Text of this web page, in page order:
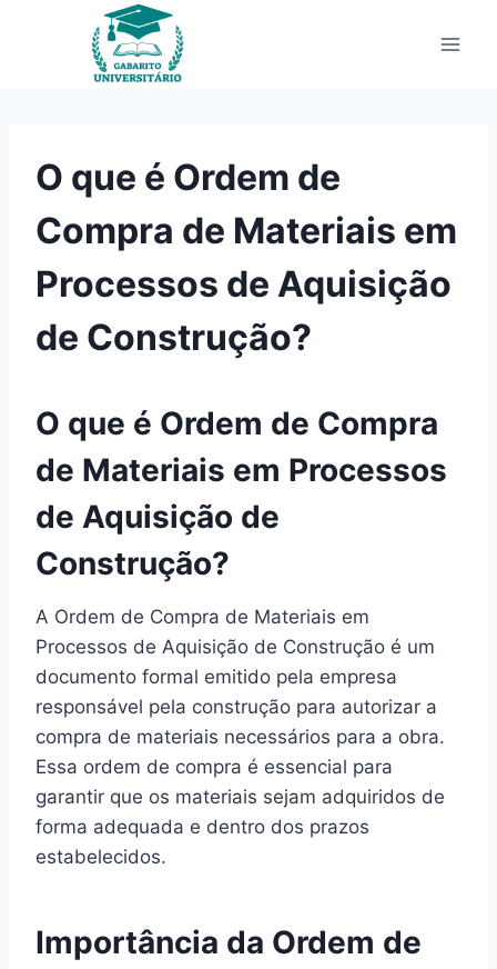
O que é Ordem de
Compra de Materiais em
Processos de Aquisição
de Construção?
O que é Ordem de Compra
de Materiais em Processos
de Aquisição de
Construção?
A Ordem de Compra de Materiais em
Processos de Aquisição de Construção é um
documento formal emitido pela empresa
responsável pela construção para autorizar a
compra de materiais necessários para a obra.
Essa ordem de compra é essencial para
garantir que os materiais sejam adquiridos de
forma adequada e dentro dos prazos
estabelecidos.
Importância da Ordem de